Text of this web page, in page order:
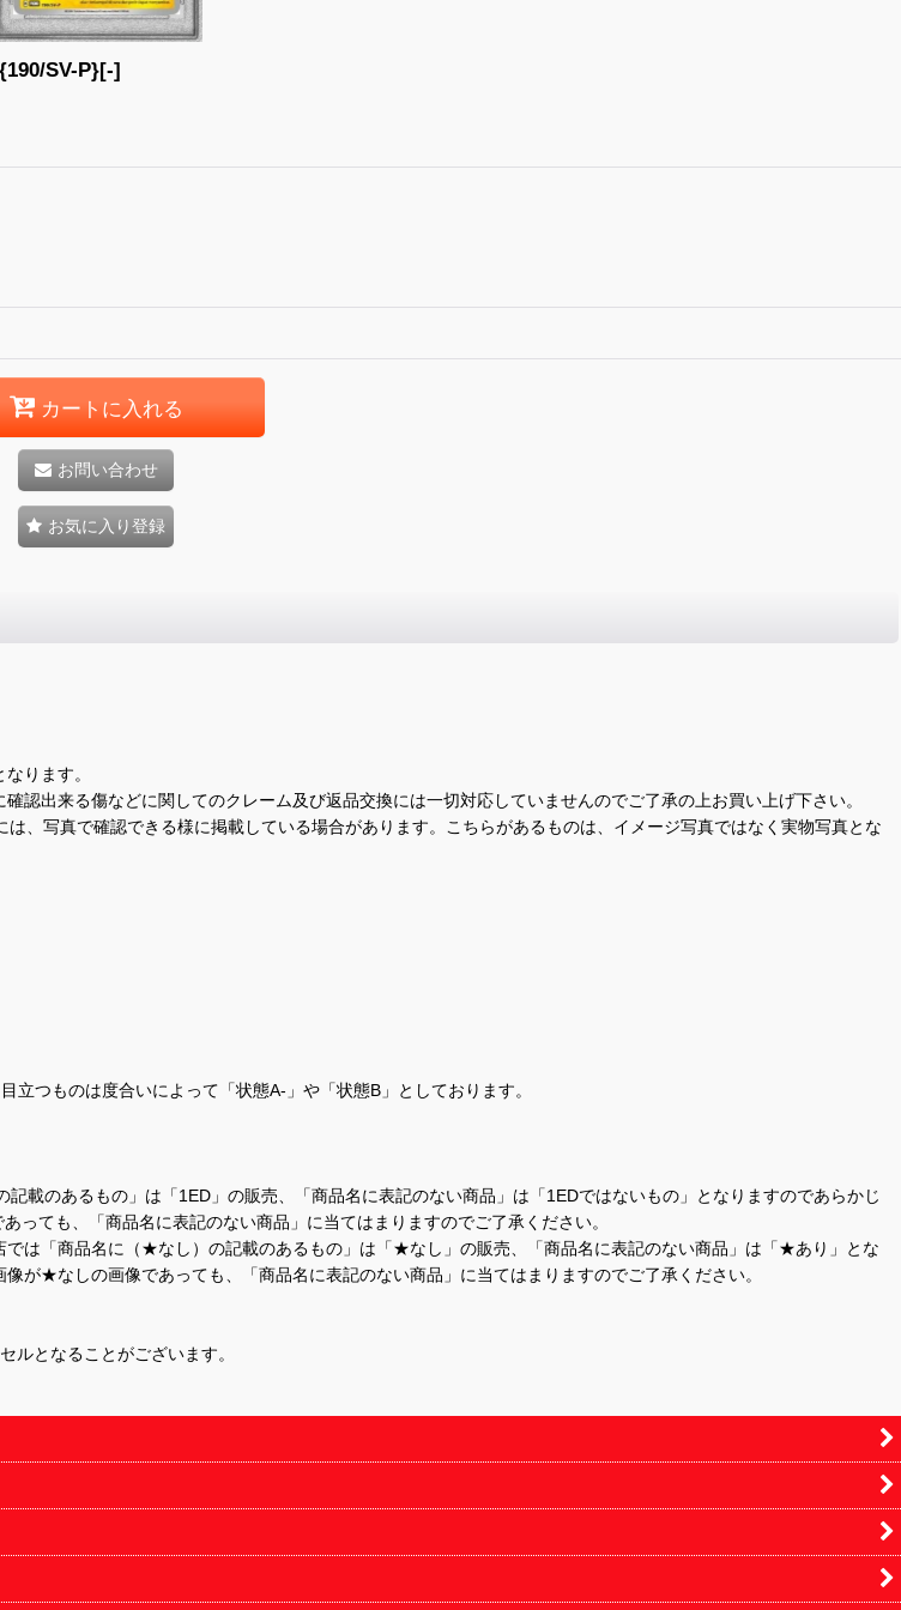
SV-P}[-]
カートに入れる
お問い合わせ
お気に入り登録
ります。
出来る傷などに関してのクレーム及び返品交換には一切対応していませんのでご了承の上お買い上げ下さい。
、写真で確認できる様に掲載している場合があります。こちらがあるものは、イメージ写真ではなく実物写真とな
つものは度合いによって「状態A-」や「状態B」としております。
載のあるもの」は「1ED」の販売、「商品名に表記のない商品」は「1EDではないもの」となりますのであらかじ
ても、「商品名に表記のない商品」に当てはまりますのでご了承ください。
は「商品名に（★なし）の記載のあるもの」は「★なし」の販売、「商品名に表記のない商品」は「★あり」とな
が★なしの画像であっても、「商品名に表記のない商品」に当てはまりますのでご了承ください。
ルとなることがございます。